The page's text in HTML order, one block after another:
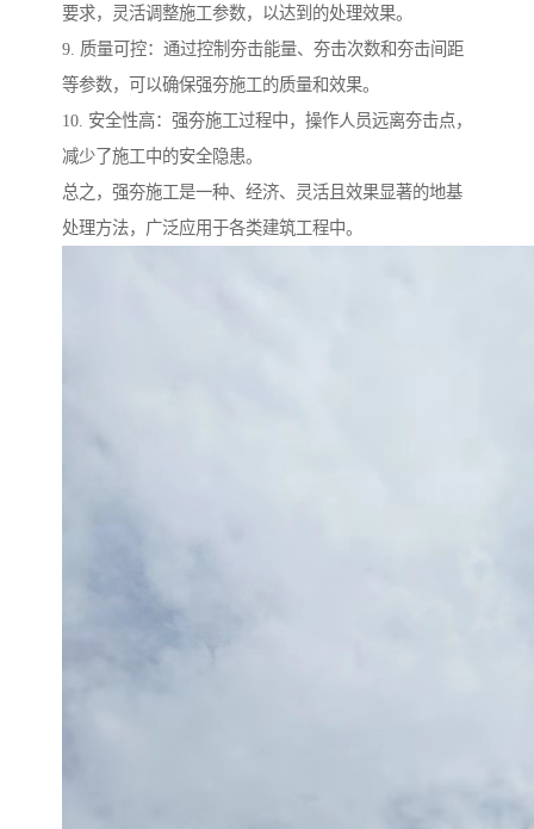
要求，灵活调整施工参数，以达到的处理效果。
9. 质量可控：通过控制夯击能量、夯击次数和夯击间距
等参数，可以确保强夯施工的质量和效果。
10. 安全性高：强夯施工过程中，操作人员远离夯击点，
减少了施工中的安全隐患。
总之，强夯施工是一种、经济、灵活且效果显著的地基
处理方法，广泛应用于各类建筑工程中。